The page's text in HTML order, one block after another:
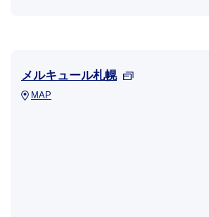
メルキュール札幌
MAP